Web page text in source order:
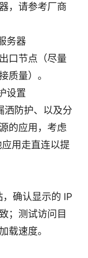
，请参考厂商
务器
口节点（尽量
质量）。
设置
防护、以及分
的应用，考虑
用走直连以提
确认显示的 IP
；测试访问目
载速度。